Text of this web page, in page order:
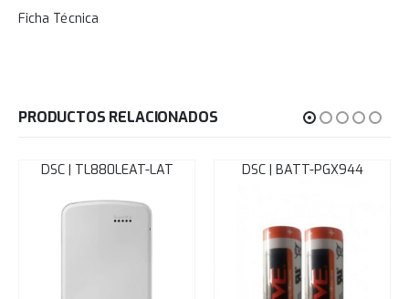
Ficha Técnica
PRODUCTOS RELACIONADOS
DSC | TL880LEAT-LAT DSC | BATT-PGX944